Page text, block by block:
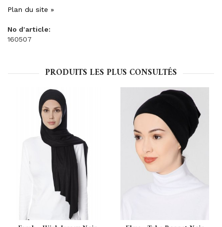
Plan du site »
No d'article:
160507
PRODUITS LES PLUS CONSULTÉS